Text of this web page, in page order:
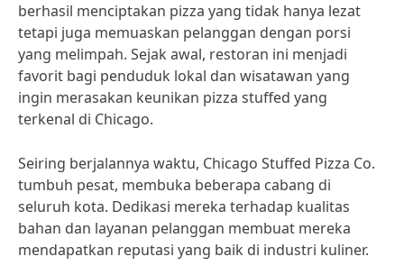
berhasil menciptakan pizza yang tidak hanya lezat
tetapi juga memuaskan pelanggan dengan porsi
yang melimpah. Sejak awal, restoran ini menjadi
favorit bagi penduduk lokal dan wisatawan yang
ingin merasakan keunikan pizza stuffed yang
terkenal di Chicago.
Seiring berjalannya waktu, Chicago Stuffed Pizza Co.
tumbuh pesat, membuka beberapa cabang di
seluruh kota. Dedikasi mereka terhadap kualitas
bahan dan layanan pelanggan membuat mereka
mendapatkan reputasi yang baik di industri kuliner.